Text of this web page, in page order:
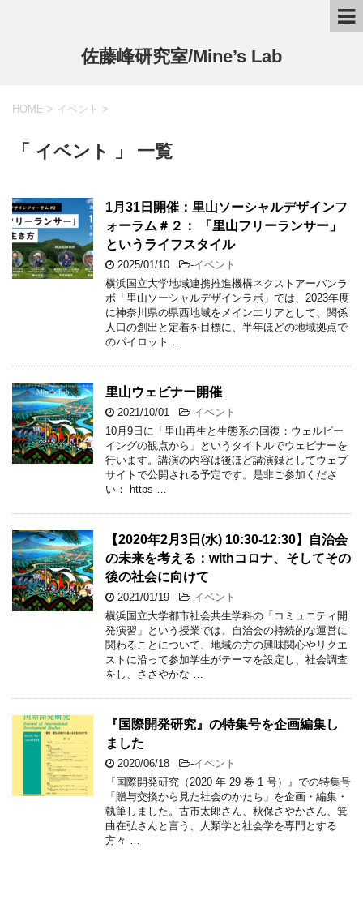
佐藤峰研究室/Mine’s Lab
HOME > イベント >
「 イベント 」 一覧
1月31日開催：里山ソーシャルデザインフ
ォーラム＃２： 「里山フリーランサー」
というライフスタイル
2025/01/10 -イベント
横浜国立大学地域連携推進機構ネクストアーバンラ
ボ「里山ソーシャルデザインラボ」では、2023年度
に神奈川県の県西地域をメインエリアとして、関係
人口の創出と定着を目標に、半年ほどの地域拠点で
のパイロット …
里山ウェビナー開催
2021/10/01 -イベント
10月9日に「里山再生と生態系の回復：ウェルビー
イングの観点から」というタイトルでウェビナーを
行います。講演の内容は後ほど講演録としてウェブ
サイトで公開される予定です。是非ご参加くださ
い： https …
【2020年2月3日(水) 10:30-12:30】自治会
の未来を考える：withコロナ、そしてその
後の社会に向けて
2021/01/19 -イベント
横浜国立大学都市社会共生学科の「コミュニティ開
発演習」という授業では、自治会の持続的な運営に
関わることについて、地域の方の興味関心やリクエ
ストに沿って参加学生がテーマを設定し、社会調査
をし、ささやかな …
『国際開発研究』の特集号を企画編集し
ました
2020/06/18 -イベント
『国際開発研究（2020 年 29 巻 1 号）』での特集号
「贈与交換から見た社会のかたち」を企画・編集・
執筆しました。古市太郎さん、秋保さやかさん、箕
曲在弘さんと言う、人類学と社会学を専門とする
方々 …